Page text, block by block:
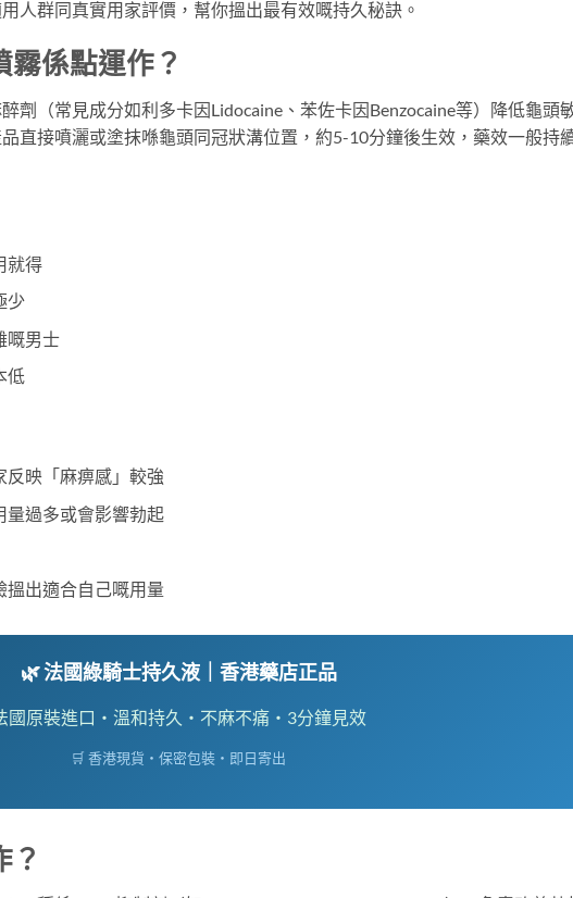
人群同真實用家評價，幫你搵出最有效嘅持久秘訣。
係點運作？
劑（常見成分如利多卡因Lidocaine、苯佐卡因Benzocaine等）降低龜頭
直接噴灑或塗抹喺龜頭同冠狀溝位置，約5-10分鐘後生效，藥效一般持
就得
少
嘅男士
低
反映「麻痹感」較強
量過多或會影響勃起
搵出適合自己嘅用量
🌿 法國綠騎士持久液｜香港藥店正品
國原裝進口・溫和持久・不麻不痛・3分鐘見效
🛒 香港現貨・保密包裝・即日寄出
？